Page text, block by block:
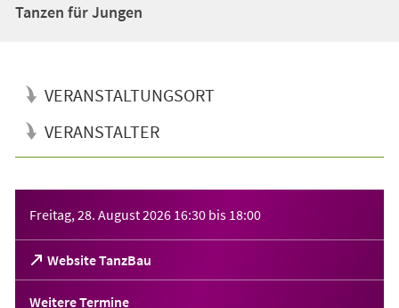
Tanzen für Jungen
VERANSTALTUNGSORT
VERANSTALTER
Freitag, 28. August 2026 16:30 bis 18:00
Website TanzBau
(Öffnet
in
einem
Weitere Termine